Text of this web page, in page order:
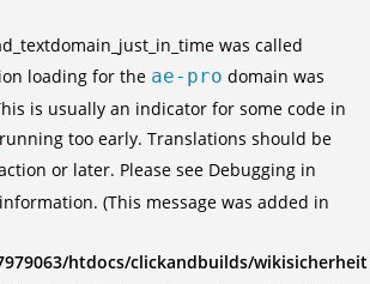
was called
loading for the ae-pro domain was
is usually an indicator for some code in
too early. Translations should be
or later. Please see Debugging in
(This message was added in
htdocs/clickandbuilds/wikisicherheit